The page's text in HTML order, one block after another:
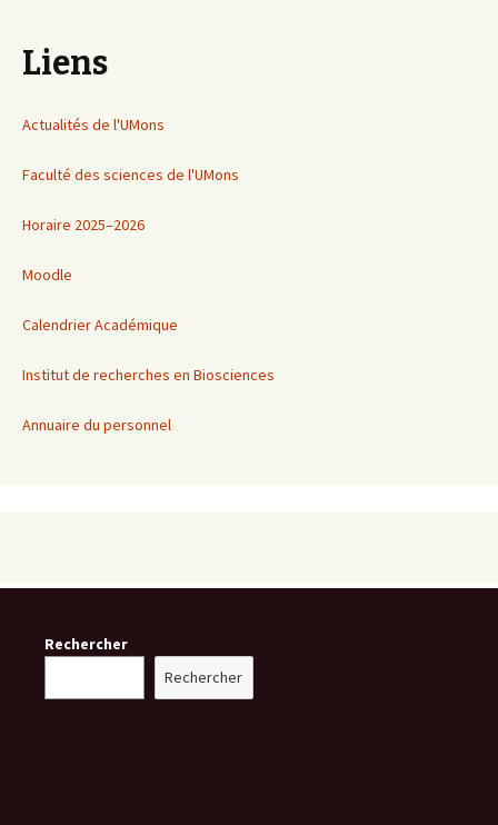
Liens
Actualités de l'UMons
Faculté des sciences de l'UMons
Horaire 2025–2026
Moodle
Calendrier Académique
Institut de recherches en Biosciences
Annuaire du personnel
Rechercher
Rechercher